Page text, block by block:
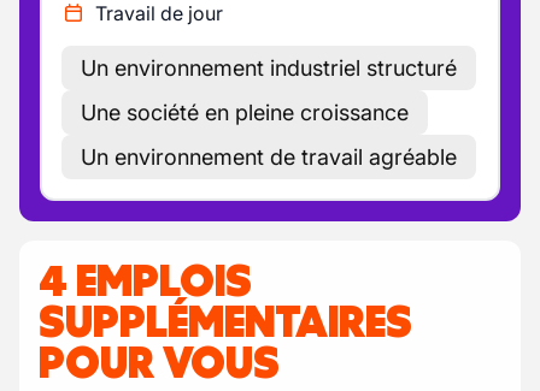
Travail de jour
Un environnement industriel structuré
Une société en pleine croissance
Un environnement de travail agréable
4 EMPLOIS
SUPPLÉMENTAIRES
POUR VOUS